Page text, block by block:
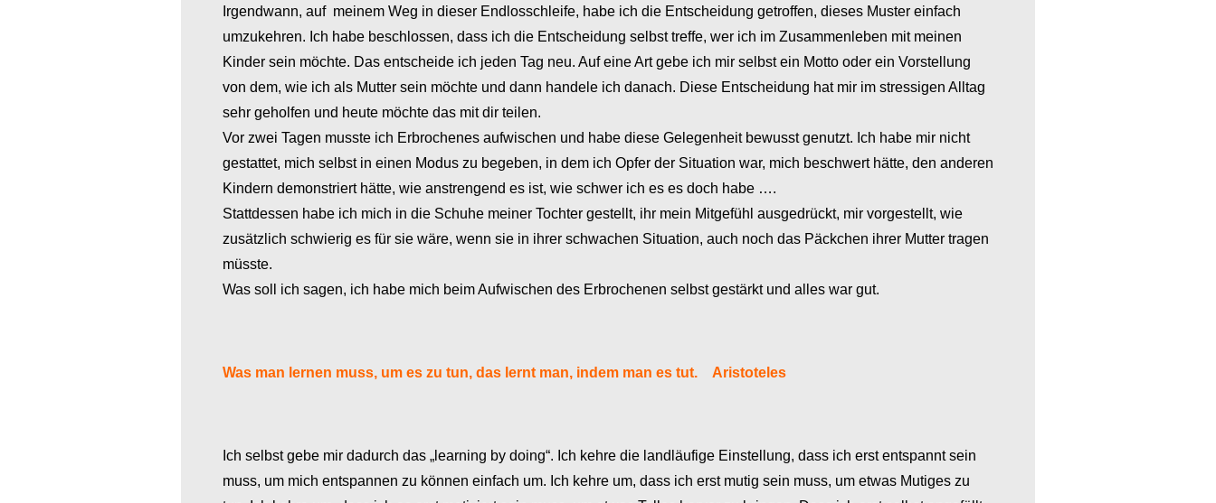
Irgendwann, auf meinem Weg in dieser Endlosschleife, habe ich die Entscheidung getroffen, dieses Muster einfach
umzukehren. Ich habe beschlossen, dass ich die Entscheidung selbst treffe, wer ich im Zusammenleben mit meinen
Kinder sein möchte. Das entscheide ich jeden Tag neu. Auf eine Art gebe ich mir selbst ein Motto oder ein Vorstellung
von dem, wie ich als Mutter sein möchte und dann handele ich danach. Diese Entscheidung hat mir im stressigen Alltag
sehr geholfen und heute möchte das mit dir teilen.
Vor zwei Tagen musste ich Erbrochenes aufwischen und habe diese Gelegenheit bewusst genutzt. Ich habe mir nicht
gestattet, mich selbst in einen Modus zu begeben, in dem ich Opfer der Situation war, mich beschwert hätte, den anderen
Kindern demonstriert hätte, wie anstrengend es ist, wie schwer ich es es doch habe ….
Stattdessen habe ich mich in die Schuhe meiner Tochter gestellt, ihr mein Mitgefühl ausgedrückt, mir vorgestellt, wie
zusätzlich schwierig es für sie wäre, wenn sie in ihrer schwachen Situation, auch noch das Päckchen ihrer Mutter tragen
müsste.
Was soll ich sagen, ich habe mich beim Aufwischen des Erbrochenen selbst gestärkt und alles war gut.
Was man lernen muss, um es zu tun, das lernt man, indem man es tut. Aristoteles
Ich selbst gebe mir dadurch das „learning by doing“. Ich kehre die landläufige Einstellung, dass ich erst entspannt sein
muss, um mich entspannen zu können einfach um. Ich kehre um, dass ich erst mutig sein muss, um etwas Mutiges zu